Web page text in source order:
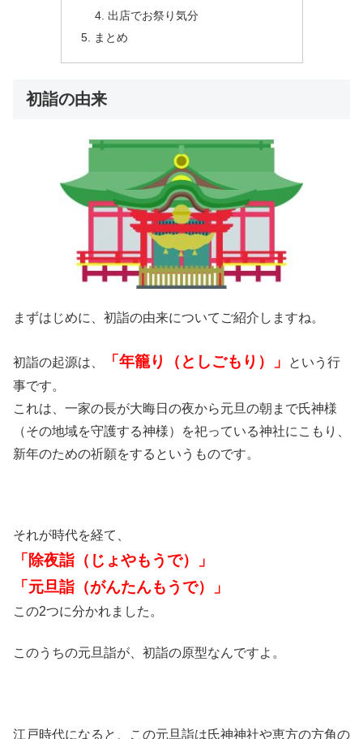
出店でお祭り気分
まとめ
初詣の由来
まずはじめに、初詣の由来についてご紹介しますね。
初詣の起源は、 「年籠り（としごもり）」
という行
事です。
これは、一家の長が大晦日の夜から元旦の朝まで氏神様
（その地域を守護する神様）を祀っている神社にこもり、
新年のための祈願をするというものです。
それが時代を経て、
「除夜詣（じょやもうで）」
「元旦詣（がんたんもうで）」
この2つに分かれました。
このうちの元旦詣が、初詣の原型なんですよ。
江戸時代になると、この元旦詣は氏神神社や恵方の方角の